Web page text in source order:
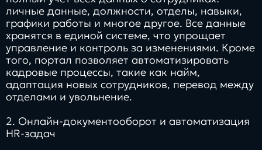
личные данные, должности, отделы, навыки,
графики работы и многое другое. Все данные
хранятся в единой системе, что упрощает
управление и контроль за изменениями. Кроме
того, портал позволяет автоматизировать
кадровые процессы, такие как найм,
адаптация новых сотрудников, перевод между
отделами и увольнение.
2. Онлайн-документооборот и автоматизация
HR-задач